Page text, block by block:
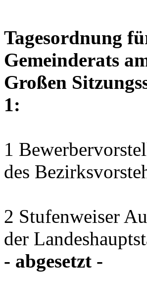
Tagesordnung
Gemeinderats
Großen
1:
1
des
2 Stufenweiser
der
- abgesetzt -